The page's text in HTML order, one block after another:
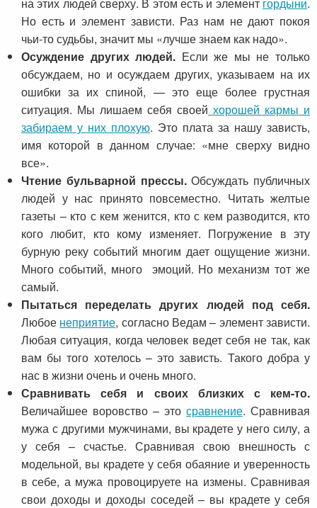
Но есть и элемент зависти. Раз нам не дают покоя
чьи-то судьбы, значит мы «лучше знаем как надо».
Осуждение других людей. Если же мы не только
обсуждаем, но и осуждаем других, указываем на их
ошибки за их спиной, — это еще более грустная
ситуация. Мы лишаем себя своей хорошей кармы и
забираем у них плохую. Это плата за нашу зависть,
имя которой в данном случае: «мне сверху видно
все».
Чтение бульварной прессы.Обсуждать публичных
людей у нас принято повсеместно. Читать желтые
газеты – кто с кем женится, кто с кем разводится, кто
кого любит, кто кому изменяет. Погружение в эту
бурную реку событий многим дает ощущение жизни.
Много событий, много эмоций. Но механизм тот же
самый.
Пытаться переделать других людей под себя.
Любое неприятие, согласно Ведам – элемент зависти.
Любая ситуация, когда человек ведет себя не так, как
вам бы того хотелось – это зависть. Такого добра у
нас в жизни очень и очень много.
Сравнивать себя и своих близких с кем-то.
Величайшее воровство – это сравнение. Сравнивая
мужа с другими мужчинами, вы крадете у него силу, а
у себя – счастье. Сравнивая свою внешность с
модельной, вы крадете у себя обаяние и уверенность
в себе, а мужа провоцируете на измены. Сравнивая
свои доходы и доходы соседей – вы крадете у себя